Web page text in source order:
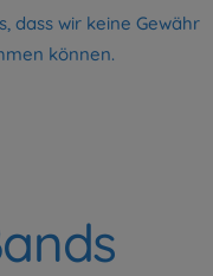
dass wir keine Gewähr
können.